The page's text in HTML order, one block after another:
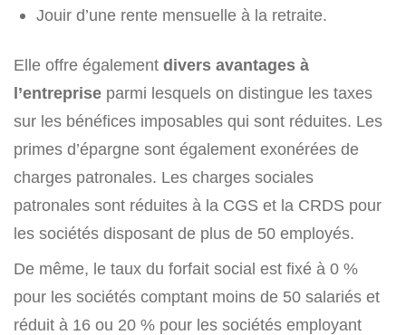
Jouir d’une rente mensuelle à la retraite.
Elle offre également divers avantages à
l’entreprise parmi lesquels on distingue les taxes
sur les bénéfices imposables qui sont réduites. Les
primes d’épargne sont également exonérées de
charges patronales. Les charges sociales
patronales sont réduites à la CGS et la CRDS pour
les sociétés disposant de plus de 50 employés.
De même, le taux du forfait social est fixé à 0 %
pour les sociétés comptant moins de 50 salariés et
réduit à 16 ou 20 % pour les sociétés employant